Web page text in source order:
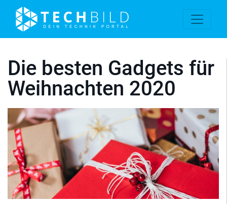
Die besten Gadgets für
Weihnachten 2020